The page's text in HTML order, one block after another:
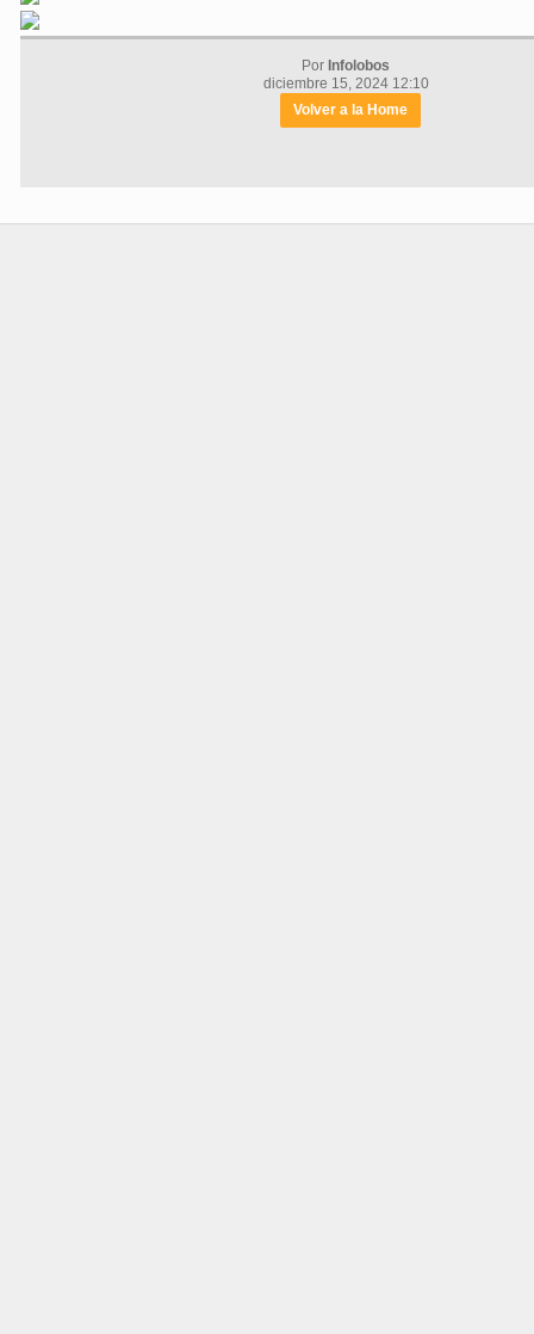
Por Infolobos
diciembre 15, 2024 12:10
Volver a la Home